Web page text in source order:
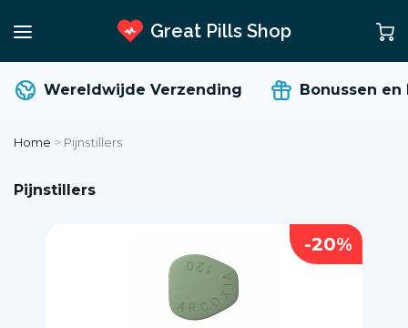
Great Pills Shop
Wereldwijde Verzending Bonussen en
Home > Pijnstillers
Pijnstillers
-20%